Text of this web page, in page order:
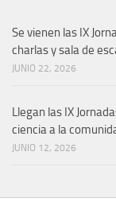
Se vienen las IX
charlas y sala de
JUNIO 22, 2026
Llegan las IX
ciencia a la
JUNIO 12, 2026